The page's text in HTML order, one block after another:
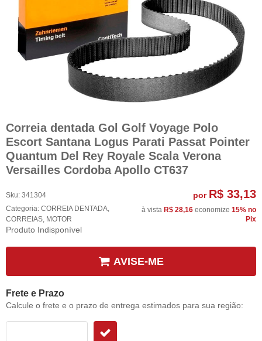
Correia dentada Gol Golf Voyage Polo
Escort Santana Logus Parati Passat Pointer
Quantum Del Rey Royale Scala Verona
Versailles Cordoba Apollo CT637
Sku: 341304
Categoria: CORREIA DENTADA,
CORREIAS, MOTOR
Produto Indisponível
por R$ 33,13
à vista R$ 28,16 economize 15% no
Pix
AVISE-ME
Frete e Prazo
Calcule o frete e o prazo de entrega estimados para sua região: